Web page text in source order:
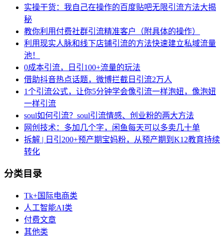
实操干货：我自己在操作的百度贴吧无限引流方法大揭
秘
教你利用付费社群引流精准客户（附具体的操作）
利用现实人脉和线下店铺引流的方法快速建立私域流量
池！
0成本引流，日引100+流量的玩法
借助抖音热点话题，微博拦截日引流2万人
1个引流公式，让你5分钟学会像引流一样泡妞，像泡妞
一样引流
soul如何引流？soul引流情感、创业粉的两大方法
网创技术：多加几个字，闲鱼每天可以多卖几十单
拆解 | 日引200+预产期宝妈粉，从预产期到K12教育持续
转化
分类目录
Tk+国际电商类
人工智能AI类
付费文章
其他类